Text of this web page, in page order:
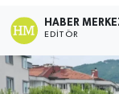
HABER
EDITÖR